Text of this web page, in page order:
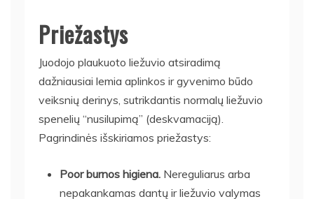
Priežastys
Juodojo plaukuoto liežuvio atsiradimą
dažniausiai lemia aplinkos ir gyvenimo būdo
veiksnių derinys, sutrikdantis normalų liežuvio
spenelių “nusilupimą” (deskvamaciją).
Pagrindinės išskiriamos priežastys:
Poor burnos higiena. Nereguliarus arba
nepakankamas dantų ir liežuvio valymas